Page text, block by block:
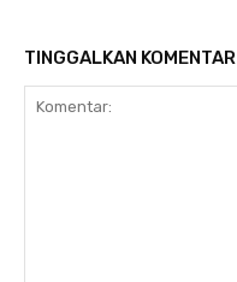
TINGGALKAN KOMENTAR